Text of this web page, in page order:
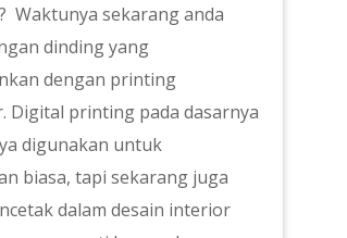
Waktunya sekarang anda
dinding yang
dengan printing
Digital printing pada dasarnya
digunakan untuk
biasa, tapi sekarang juga
dalam desain interior